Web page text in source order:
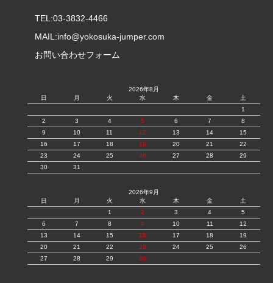
TEL:03-3832-4466
MAIL:info@yokosuka-jumper.com
お問い合わせフォーム
2026年8月
日
月 火 水 木 金
土
1
2
3 4 5 6 7
8
9
10 11 12 13 14
15
16
17 18 19 20 21
22
23
24 25 26 27 28
29
30
31
2026年9月
日
月 火 水 木 金
土
1
2 3 4
5
6
7 8 9 10 11
12
13
14 15 16 17 18
19
20
21 22 23 24 25
26
27
28 29 30